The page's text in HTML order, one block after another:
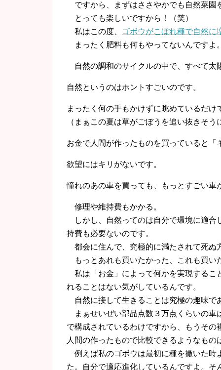
ですから、
まずはささやかでも自然菜
とっても楽しいですから！（笑）
私はこの度、
ゴボウがこぼれ種で自然に
まったく肥料も何もやってないんですよ
自然の調和のサイクルの中で、すべて太
自然というのはホントすごいのです。
まったく何の手もかけずに眺めているだけ
（まぁこの夏は草がごぼうを追い抜きそ
お金で人間が作ったものを買っていると「
欲望にはキリがないです。
憧れのあの車を買っても、もっとすごい車
修理や維持費もかかる。
しかし、自然ってのは自分で環境に適合
持費も必要ないのです。
都会に住んで、究極的に満たされて死ぬ
もっとあれも買いたかった、これも買い
私は「お金」によって何かを実現するこ
れることはない気がしているんです。
自然に接して生きることは究極の趣味で
まぁせいぜい部品点数３万点くらいの車
で構成されているわけですから、もうそ
人間の作ったもので比較できるようなもの
例えば私のゴボウは最初に種を撒いた時
た。自分で適応進化しているんですよ。